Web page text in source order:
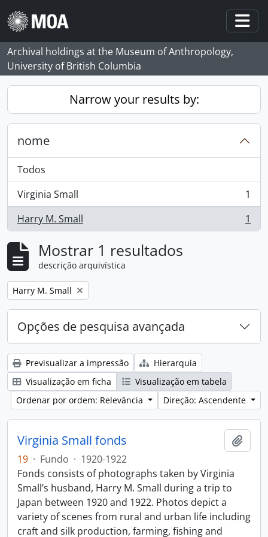
Skip to main content
Archival holdings at the Museum of Anthropology,
University of British Columbia
Narrow your results by:
nome
Todos
Virginia Small
, 1 resultados
1
Harry M. Small
, 1 resultados 1
Mostrar 1 resultados
descrição arquivística
Remove filter:
Harry M. Small
Opções de pesquisa avançada
Previsualizar a impressão
Hierarquia
Visualização em ficha
Visualização em tabela
Ordenar por ordem: Relevância
Direção: Ascendente
Virginia Small fonds
19 · Fundo · 1920-1922
Fonds consists of photographs taken by Virginia
Small’s husband, Harry M. Small during a trip to
Japan between 1920 and 1922. Photos depict a
variety of scenes from rural and urban life including
craft and silk production, farming, fishing and